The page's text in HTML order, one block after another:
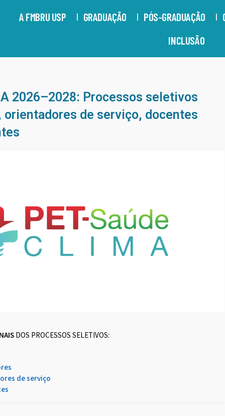
A FMBRU USP GRADUAÇÃO PÓS-GRADUAÇÃO
INCLUSÃO
2026–2028: Processos seletivos
orientadores de serviço, docentes
DOS PROCESSOS SELETIVOS:
de serviço